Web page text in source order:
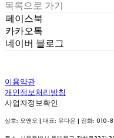
목록으로 가기
페이스북
카카오톡
네이버 블로그
이용약관
개인정보처리방침
사업자정보확인
상호: 오앤오 | 대표: 유다은 | 전화: